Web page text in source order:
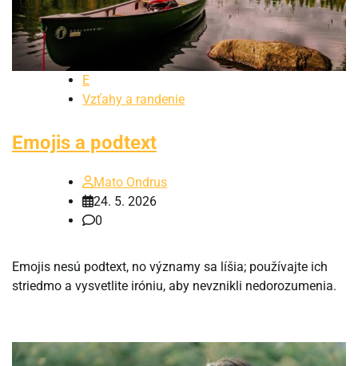
E
Vzťahy a randenie
Emojis a podtext
Mato Ondrus
24. 5. 2026
0
Emojis nesú podtext, no významy sa líšia; používajte ich
striedmo a vysvetlite iróniu, aby nevznikli nedorozumenia.